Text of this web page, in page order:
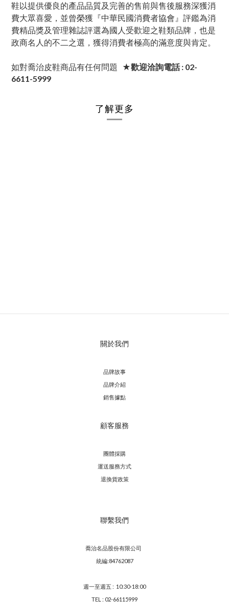
鞋以提供優良的產品品質及完善的售前與售後服務深獲消
費大眾喜愛，並曾榮獲『中華民國消費者協會』評鑑為消
費精品獎及管理雜誌評選為國人受歡迎之鞋類品牌，也是
政商名人的不二之選，獲得消費者極高的滿意度與肯定。
如對喬治皮鞋商品有任何問題
★歡迎洽詢電話 : 02-
6611-5999
了解更多
關於我們
品牌故事
品牌介紹
銷售據點
顧客服務
團體採購
運送服務方式
退換貨政策
聯繫我們
喬治名品股份有限公司
統編:84762087
週一至週五 : 10:30-18:00
TEL : 02-66115999